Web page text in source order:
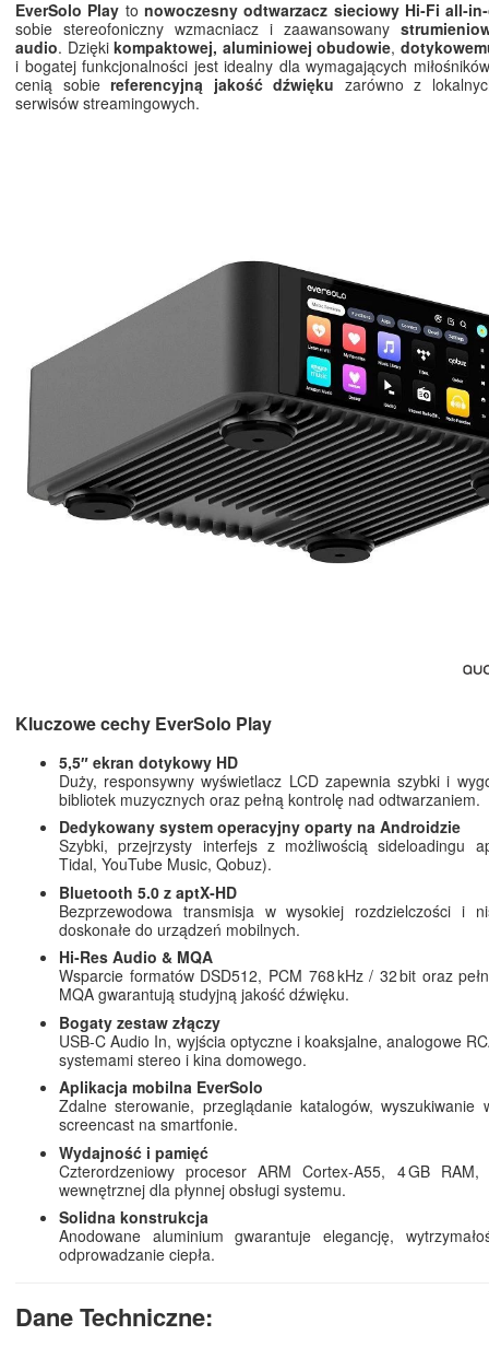
EverSolo Play tonowoczesny odtwarzacz sieciowy Hi‑Fi
sobie stereofoniczny wzmacniacz i zaawansowany
audio. Dziękikompaktowej, aluminiowej obudowie,
i bogatej funkcjonalności jest idealny dla wymagających
cenią sobie referencyjną jakość dźwięku zarówno z
serwisów streamingowych.
Kluczowe cechy EverSolo Play
5,5″ ekran dotykowy HD
Duży, responsywny wyświetlacz LCD zapewnia szybki i
bibliotek muzycznych oraz pełną kontrolę nad odtwarzaniem.
Dedykowany system operacyjny oparty na Androidzie
Szybki, przejrzysty interfejs z możliwością sideloadingu
Tidal, YouTube Music, Qobuz).
Bluetooth 5.0 z aptX‑HD
Bezprzewodowa transmisja w wysokiej rozdzielczości i
doskonałe do urządzeń mobilnych.
Hi‑Res Audio & MQA
Wsparcie formatów DSD512, PCM 768 kHz / 32 bit oraz
MQA gwarantują studyjną jakość dźwięku.
Bogaty zestaw złączy
USB‑C Audio In, wyjścia optyczne i koaksjalne, analogowe
systemami stereo i kina domowego.
Aplikacja mobilna EverSolo
Zdalne sterowanie, przeglądanie katalogów, wyszukiwanie
screencast na smartfonie.
Wydajność i pamięć
Czterordzeniowy procesor ARM Cortex‑A55, 4 GB RAM,
wewnętrznej dla płynnej obsługi systemu.
Solidna konstrukcja
Anodowane aluminium gwarantuje elegancję,
odprowadzanie ciepła.
Dane Techniczne: